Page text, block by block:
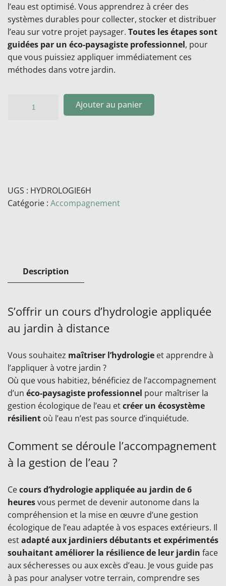
l’eau est optimisé. Vous apprendrez à créer des
systèmes durables pour collecter, stocker et distribuer
l’eau sur votre projet paysager. Toutes les étapes sont
guidées par un éco-paysagiste professionnel, pour
que vous puissiez appliquer immédiatement ces
méthodes dans votre jardin.
Ajouter au panier
UGS : HYDROLOGIE6H
Catégorie : Accompagnement
Description
S’offrir un cours d’hydrologie appliquée
au jardin à distance
Vous souhaitez maîtriser l’hydrologie et apprendre à
l’appliquer à votre jardin ?
Où que vous habitiez, bénéficiez de l’accompagnement
d’un éco-paysagiste professionnel pour maîtriser la
gestion écologique de l’eau etcréer un écosystème
résilient où l’eau n’est pas source d’inquiétude.
Comment se déroule l’accompagnement
à la gestion de l’eau ?
Cecours d’hydrologie appliquée au jardin de 6
heuresvous permet de devenir autonome dans la
compréhension et la mise en œuvre d’une gestion
écologique de l’eau adaptée à vos espaces extérieurs. Il
estadapté aux jardiniers débutants et expérimentés
souhaitant améliorer la résilience de leur jardin face
aux sécheresses ou aux excès d’eau. Je vous guide pas
à pas pour analyser votre terrain, comprendre ses